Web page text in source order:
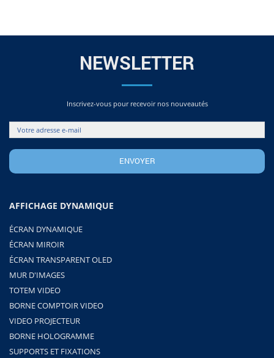
NEWSLETTER
Inscrivez-vous pour recevoir nos nouveautés
AFFICHAGE DYNAMIQUE
ÉCRAN DYNAMIQUE
ÉCRAN MIROIR
ÉCRAN TRANSPARENT OLED
MUR D'IMAGES
TOTEM VIDEO
BORNE COMPTOIR VIDEO
VIDEO PROJECTEUR
BORNE HOLOGRAMME
SUPPORTS ET FIXATIONS